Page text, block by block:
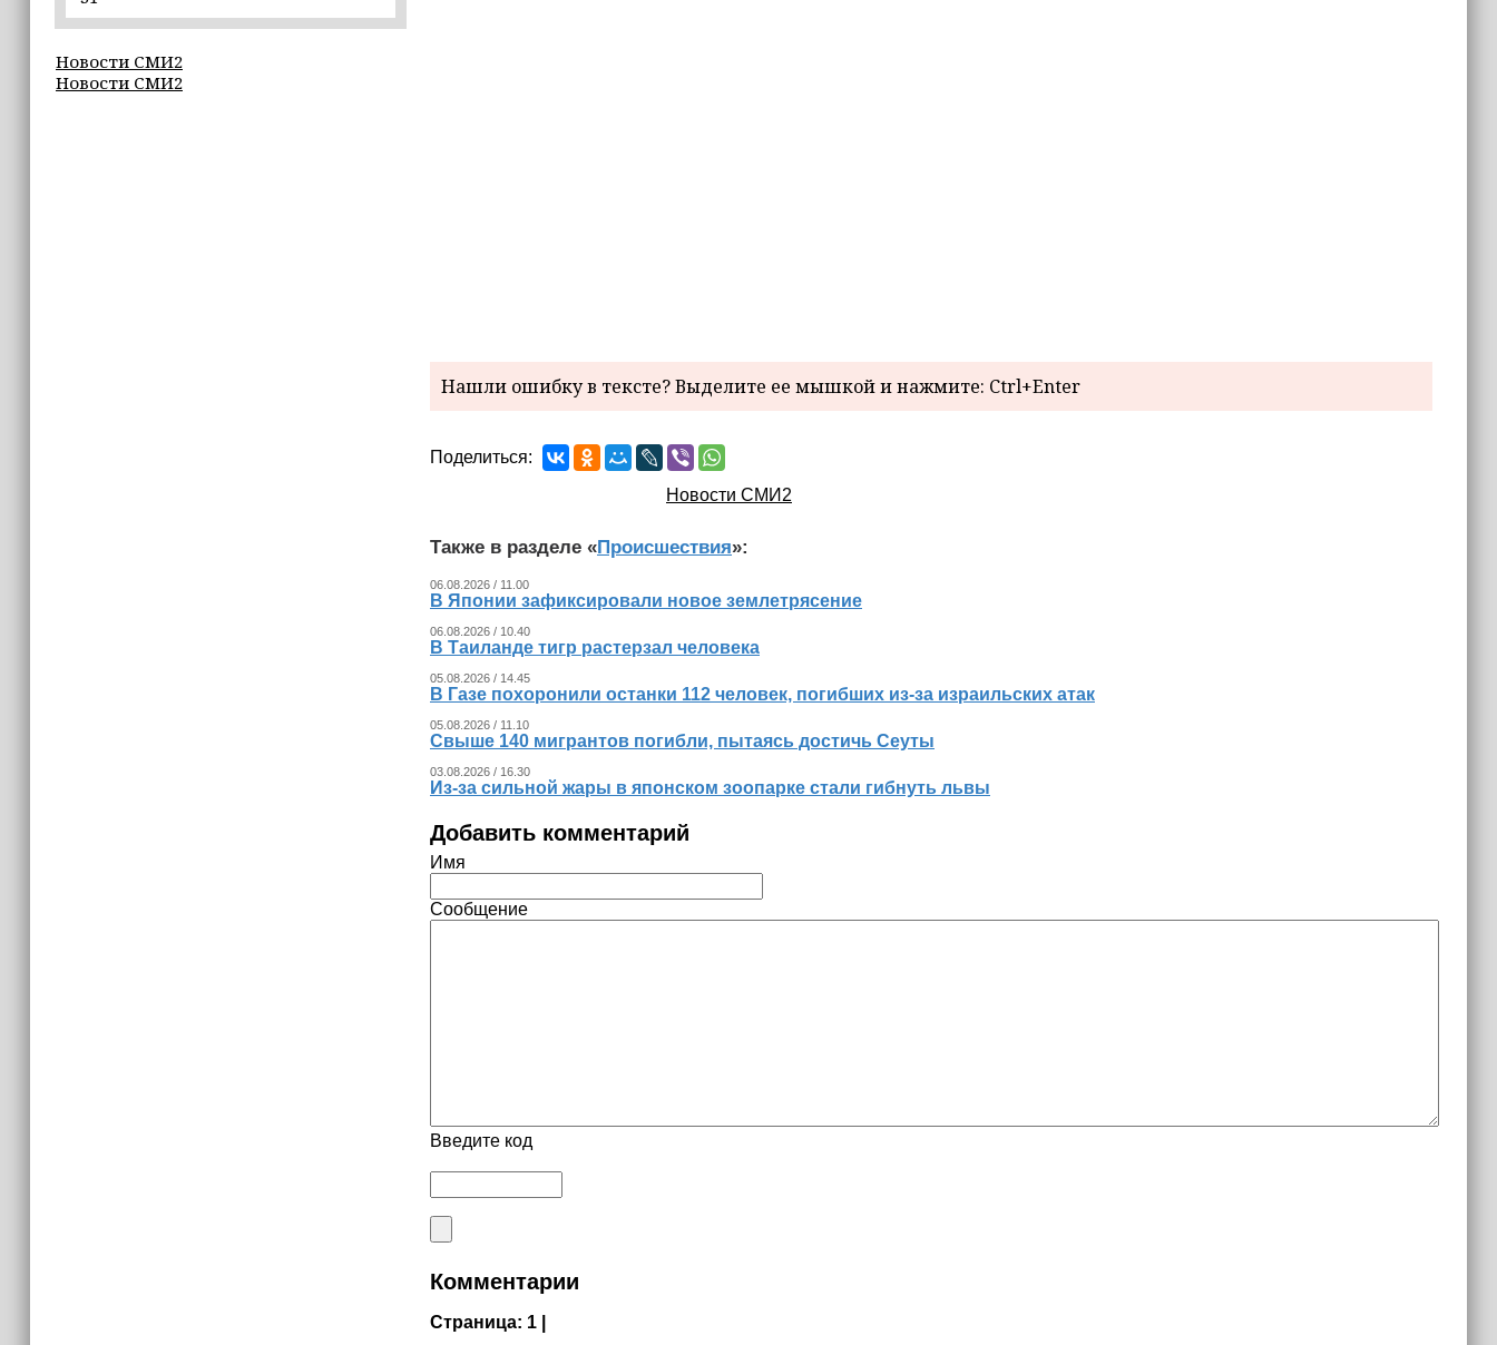
Избирательные участки Шатоя
готовы к приёму голосов
Новости СМИ2
Новости СМИ2
Нашли ошибку в тексте? Выделите ее мышкой и нажмите: Ctrl+Enter
Поделиться:
Новости СМИ2
Также в разделе «Происшествия»:
06.08.2026 / 11.00
В Японии зафиксировали новое землетрясение
06.08.2026 / 10.40
В Таиланде тигр растерзал человека
05.08.2026 / 14.45
В Газе похоронили останки 112 человек, погибших из‑за израильских атак
05.08.2026 / 11.10
Свыше 140 мигрантов погибли, пытаясь достичь Сеуты
03.08.2026 / 16.30
Из‑за сильной жары в японском зоопарке стали гибнуть львы
Добавить комментарий
Имя
Сообщение
Введите код
Комментарии
Страница: 1 |